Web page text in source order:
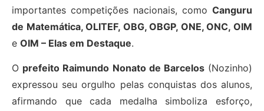
importantes competições nacionais, como Canguru
de Matemática, OLITEF, OBG, OBGP, ONE, ONC, OIM
e OIM – Elas em Destaque.
O prefeito Raimundo Nonato de Barcelos(Nozinho)
expressou seu orgulho pelas conquistas dos alunos,
afirmando que cada medalha simboliza esforço,